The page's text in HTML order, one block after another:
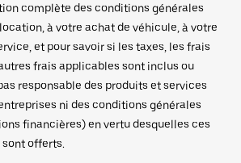
complète des conditions générales
à votre achat de véhicule, à votre
et pour savoir si les taxes, les frais
frais applicables sont inclus ou
responsable des produits et services
ni des conditions générales
financières) en vertu desquelles ces
offerts.